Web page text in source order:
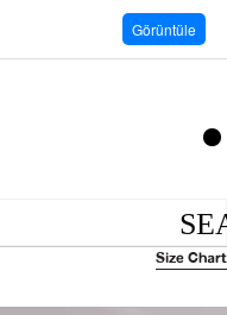
Size Chart
Görüntüle